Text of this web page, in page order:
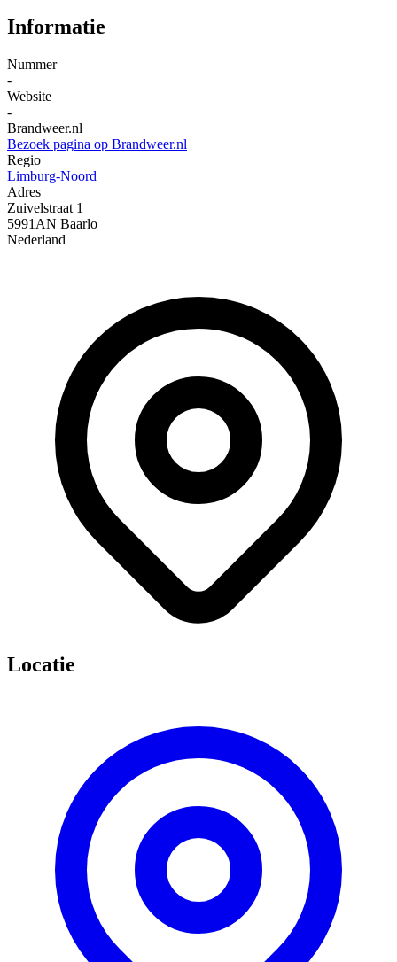
Informatie
Nummer
-
Website
-
Brandweer.nl
Bezoek pagina op Brandweer.nl
Regio
Limburg-Noord
Adres
Zuivelstraat 1
5991AN Baarlo
Nederland
Locatie